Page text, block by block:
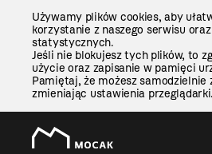
Używamy plików cookies, aby
korzystanie z naszego serwisu
statystycznych.
Jeśli nie blokujesz tych plików, to
użycie oraz zapisanie w pamięci
Pamiętaj, że możesz samodzielnie
zmieniając ustawienia przeglądarki.